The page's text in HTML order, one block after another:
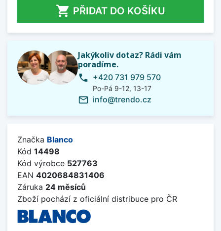
 PŘIDAT DO KOŠÍKU
Jakýkoliv dotaz? Rádi vám
poradíme.
phone +420 731 979 570
Po-Pá 9-12, 13-17
mail_outline info@trendo.cz
Značka Blanco
Kód 14498
Kód výrobce 527763
EAN 4020684831406
Záruka 24 měsíců
Zboží pochází z oficiální distribuce pro ČR